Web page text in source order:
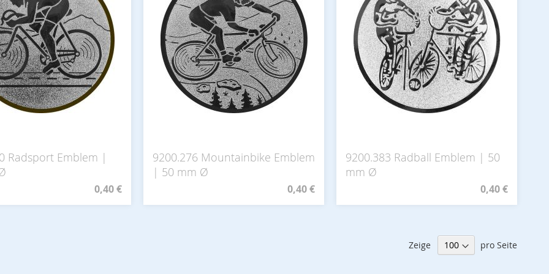
Radsport Emblem |
0,40 €
9200.276 Mountainbike Emblem
| 50 mm Ø
0,40 €
9200.383 Radball Emblem | 50
mm Ø
0,40 €
Zeige pro Seite